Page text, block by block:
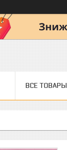
ВСЕ ТОВАРЫ